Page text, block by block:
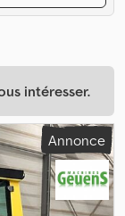
intéresser.
Annonce